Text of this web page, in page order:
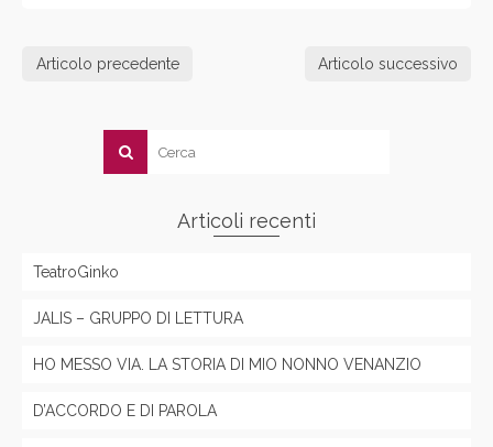
Articolo precedente Articolo successivo
Articoli recenti
TeatroGinko
JALIS – GRUPPO DI LETTURA
HO MESSO VIA. LA STORIA DI MIO NONNO VENANZIO
D’ACCORDO E DI PAROLA